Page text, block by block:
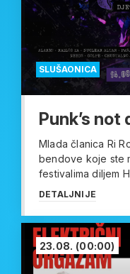
SLUŠAONICA
Punk’s not
Mlada članica Ri
bendove koje ste
festivalima diljem
DETALJNIJE
23.08. (00:00)